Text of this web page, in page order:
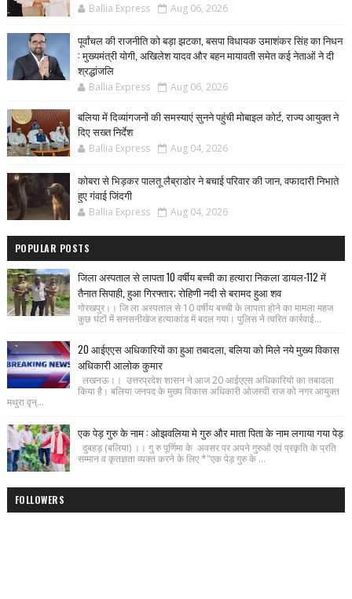
Ballia Express Aug 06, 2026
पूर्वांचल की राजनीति को बड़ा झटका, बसपा विधायक उमाशंकर सिंह का निधन
: मुख्यमंत्री योगी, अखिलेश यादव और बहन मायावती समेत कई नेताओं ने दी
श्रद्धांजलि
Ballia Express Aug 06, 2026
बलिया में दिव्यांगजनों की समस्याएं सुनने पहुंची मोबाइल कोर्ट, राज्य आयुक्त ने
दिए सख्त निर्देश
Ballia Express Aug 04, 2026
कोबरा से भिड़कर पालतू लैब्राडोर ने बचाई परिवार की जान, वफादारी निभाते
हुए गंवाई जिंदगी
Ballia Express Aug 04, 2026
POPULAR POSTS
जिला अस्पताल से लापता 10 वर्षीय बच्ची का हत्यारा निकला डायल-112 में
तैनात सिपाही, हुआ गिरफ्तार; रोहिणी नदी से बरामद हुआ शव
गोरखपुर।। जि ला अस्पताल से 10 वर्षीय बच्ची के लापता होने का मामला महज
कुछ घंटों में सनसनीखेज हत्याकांड में बदल गया। पुलिस ने त्वरित कार्रवाई...
20 आईएएस अधिकारियों का हुआ तबादला, बलिया को मिले नये मुख्य विकास
अधिकारी आलोक कुमार
लखनऊ।। उत्तरप्रदेश शासन ने आज 20 आईएएस अधिकारियो का तबादला
किया है। बलिया जनपद के मुख्य विकास अधिकारी ओजस्वी राज को नगर आयुक्त
मथुरा वृन्...
एक पेड़ गुरु के नाम : ओझवलिया मे गुरु और माता पिता के नाम लगाया गया पेड़
दुबहड़ (बलिया) ।। गु रु पूर्णिमा के अवसर पर अपने गुरुओं एवं प्रकृति के प्रति
सम्मान व कृतज्ञता व्यक्त करने के लिए *"एक पेड़ गुरु के ...
FOLLOWERS